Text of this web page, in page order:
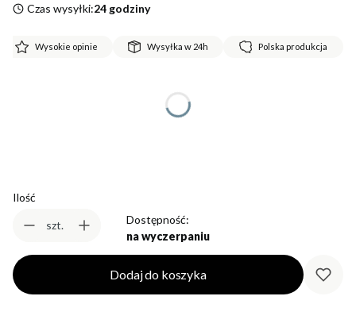
Czas wysyłki:24 godziny
Wysokie opinie Wysyłka w 24h Polska produkcja
Ilość
szt.
Dostępność:
na wyczerpaniu
Dodaj do koszyka